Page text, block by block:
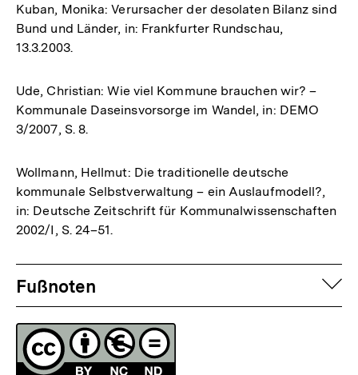
Kuban, Monika: Verursacher der desolaten Bilanz sind
Bund und Länder, in: Frankfurter Rundschau,
13.3.2003.
Ude, Christian: Wie viel Kommune brauchen wir? –
Kommunale Daseinsvorsorge im Wandel, in: DEMO
3/2007, S. 8.
Wollmann, Hellmut: Die traditionelle deutsche
kommunale Selbstverwaltung – ein Auslaufmodell?,
in: Deutsche Zeitschrift für Kommunalwissenschaften
2002/I, S. 24–51.
Fussnoten
Fußnoten
Lizenz